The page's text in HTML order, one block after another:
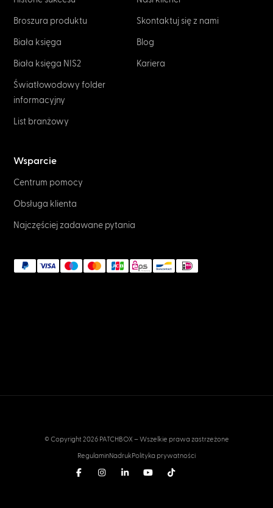
Broszura produktu
Biała księga
Biała księga NIS2
Światłowodowy folder
informacyjny
List branżowy
Skontaktuj się z nami
Blog
Kariera
Wsparcie
Centrum pomocy
Obsługa klienta
Najczęściej zadawane pytania
© Copyright 2026 PATCHBOX – Wszelkie prawa zastrzeżone
RegulaminNadrukPolityka prywatności